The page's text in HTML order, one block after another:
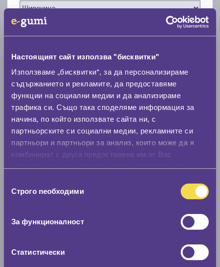
Настоящият сайт използва "бисквитки"
Използваме „бисквитки“, за да персонализираме
съдържанието и рекламите, да предоставяме
функции на социални медии и да анализираме
трафика си. Също така споделяме информация за
начина, по който използвате сайта ни, с
партньорските си социални медии, рекламните си
партньори и партньори за анализ, които може да я
комбинират с друга предоставена им от Вас
наСтрого nеобходими
За функционалност
Статистически
Стар размер
0 мм.
Нов размер
0 мм.
Скоростомер при 100км/ч
0 км/ч
По марка автомобил